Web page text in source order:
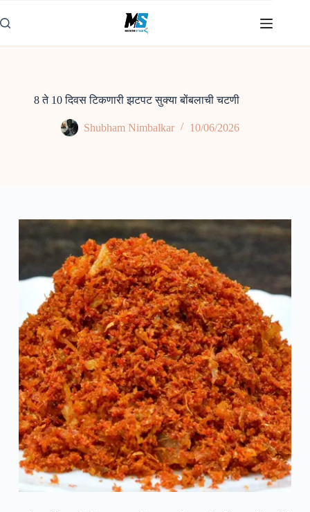
to
content
8 ते 10 दिवस टिकणारी झटपट सुक्या बोंबलाची चटणी
Shubham Nimbalkar 10/06/2026